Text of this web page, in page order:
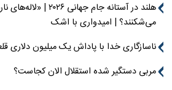
هلند در آستانه جام
می‌شکنند؟ | امیدواری با اشک
ناسازگاری خدا با پاداش یک میلیون دلاری
مربی دستگیر شده استقلال الان کجاست؟